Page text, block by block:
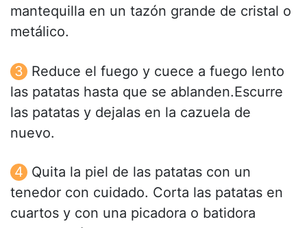
mantequilla en un tazón grande de cristal o
metálico.
Reduce el fuego y cuece a fuego lento
las patatas hasta que se ablanden.Escurre
las patatas y dejalas en la cazuela de
nuevo.
Quita la piel de las patatas con un
tenedor con cuidado. Corta las patatas en
cuartos y con una picadora o batidora